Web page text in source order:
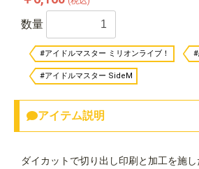
数量
#アイドルマスター ミリオンライブ！ #
#アイドルマスター SideM
アイテム説明
ダイカットで切り出し印刷と加工を施